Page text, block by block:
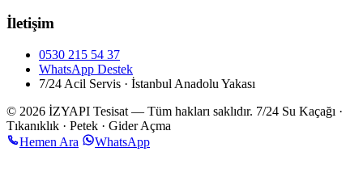
İletişim
0530 215 54 37
WhatsApp Destek
7/24 Acil Servis · İstanbul Anadolu Yakası
© 2026 İZYAPI Tesisat — Tüm hakları saklıdır. 7/24 Su Kaçağı ·
Tıkanıklık · Petek · Gider Açma
Hemen Ara
WhatsApp